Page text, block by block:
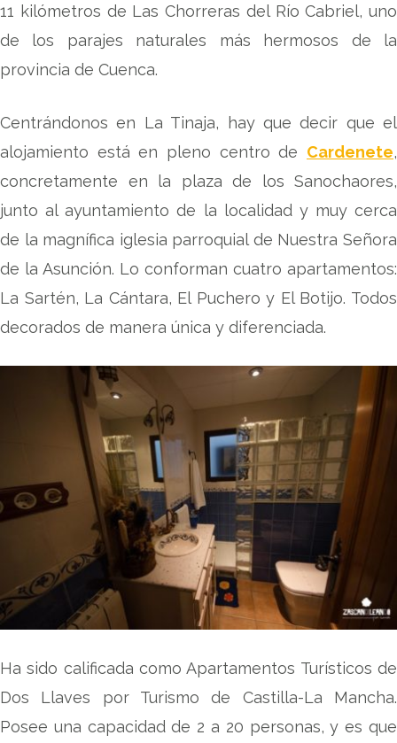
11 kilómetros de Las Chorreras del Río Cabriel, uno
de los parajes naturales más hermosos de la
provincia de Cuenca.
Centrándonos en La Tinaja, hay que decir que el
alojamiento está en pleno centro de Cardenete,
concretamente en la plaza de los Sanochaores,
junto al ayuntamiento de la localidad y muy cerca
de la magnífica iglesia parroquial de Nuestra Señora
de la Asunción. Lo conforman cuatro apartamentos:
La Sartén, La Cántara, El Puchero y El Botijo. Todos
decorados de manera única y diferenciada.
Ha sido calificada como Apartamentos Turísticos de
Dos Llaves por Turismo de Castilla-La Mancha.
Posee una capacidad de 2 a 20 personas, y es que